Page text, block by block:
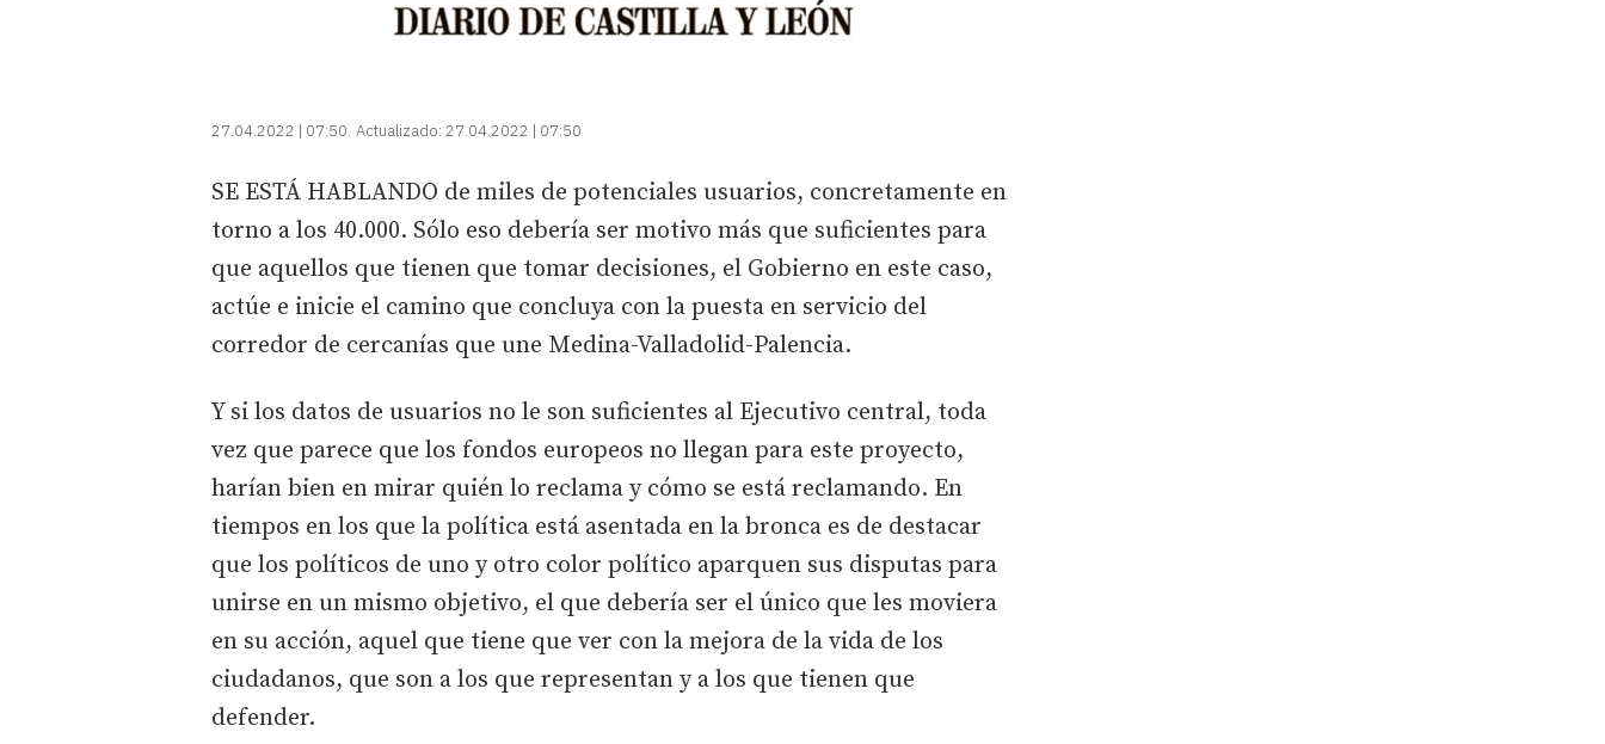
27.04.2022 | 07:50 Actualizado: 27.04.2022 | 07:50
SE ESTÁ HABLANDO de miles de potenciales usuarios, concretamente en
torno a los 40.000. Sólo eso debería ser motivo más que suficientes para
que aquellos que tienen que tomar decisiones, el Gobierno en este caso,
actúe e inicie el camino que concluya con la puesta en servicio del
corredor de cercanías que une Medina-Valladolid-Palencia.
Y si los datos de usuarios no le son suficientes al Ejecutivo central, toda
vez que parece que los fondos europeos no llegan para este proyecto,
harían bien en mirar quién lo reclama y cómo se está reclamando. En
tiempos en los que la política está asentada en la bronca es de destacar
que los políticos de uno y otro color político aparquen sus disputas para
unirse en un mismo objetivo, el que debería ser el único que les moviera
en su acción, aquel que tiene que ver con la mejora de la vida de los
ciudadanos, que son a los que representan y a los que tienen que
defender.